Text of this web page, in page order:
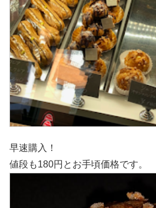
早速購入！
値段も180円とお手頃価格です。